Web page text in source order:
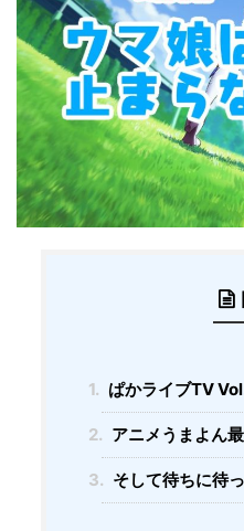
1. ぱかライブTV
2. アニメうまよん
3. そして待ちに待